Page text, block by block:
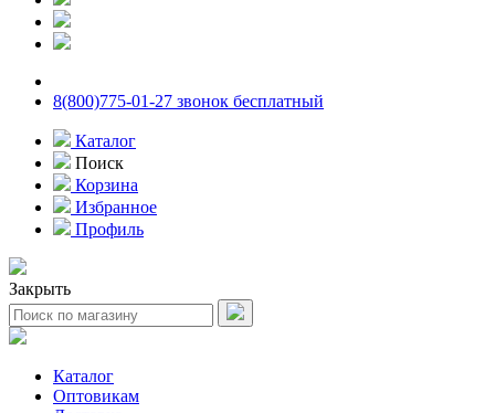
8(800)775-01-27 звонок бесплатный
Каталог
Поиск
Корзина
Избранное
Профиль
Закрыть
Каталог
Оптовикам